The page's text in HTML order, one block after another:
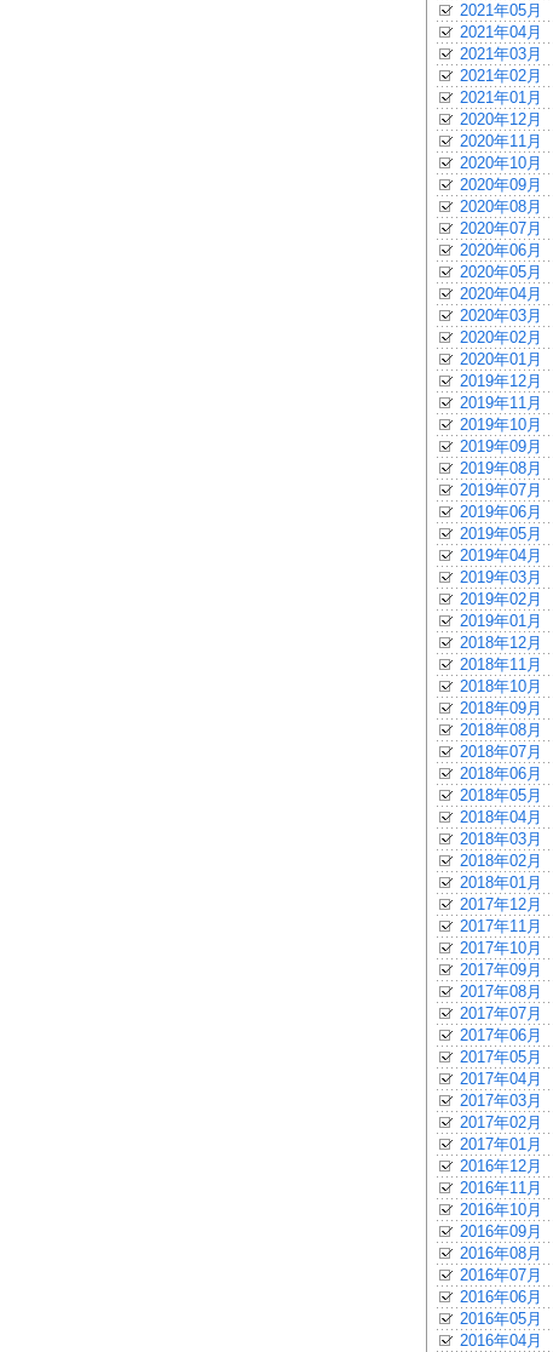
2021年05月
2021年04月
2021年03月
2021年02月
2021年01月
2020年12月
2020年11月
2020年10月
2020年09月
2020年08月
2020年07月
2020年06月
2020年05月
2020年04月
2020年03月
2020年02月
2020年01月
2019年12月
2019年11月
2019年10月
2019年09月
2019年08月
2019年07月
2019年06月
2019年05月
2019年04月
2019年03月
2019年02月
2019年01月
2018年12月
2018年11月
2018年10月
2018年09月
2018年08月
2018年07月
2018年06月
2018年05月
2018年04月
2018年03月
2018年02月
2018年01月
2017年12月
2017年11月
2017年10月
2017年09月
2017年08月
2017年07月
2017年06月
2017年05月
2017年04月
2017年03月
2017年02月
2017年01月
2016年12月
2016年11月
2016年10月
2016年09月
2016年08月
2016年07月
2016年06月
2016年05月
2016年04月